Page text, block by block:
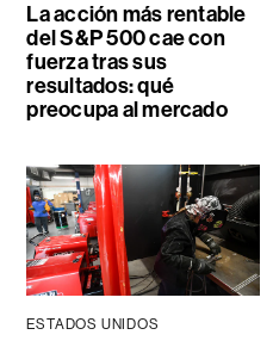
La acción más rentable
del S&P 500 cae con
fuerza tras sus
resultados: qué
preocupa al mercado
ESTADOS UNIDOS